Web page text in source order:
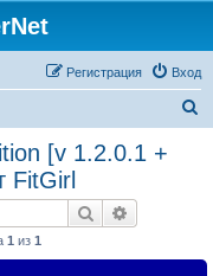
Вход
Регистрация
[v 1.2.0.1 +
FitGirl
Поиск
1 из 1